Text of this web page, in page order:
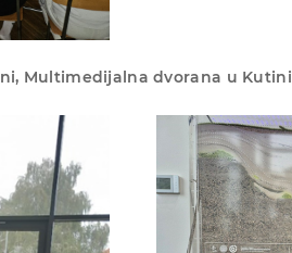
Multimedijalna dvorana u Kutini